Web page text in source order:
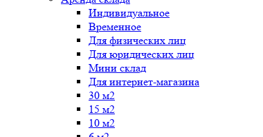
Индивидуальное
Временное
Для физических лиц
Для юридических лиц
Мини склад
Для интернет-магазина
30 м2
15 м2
10 м2